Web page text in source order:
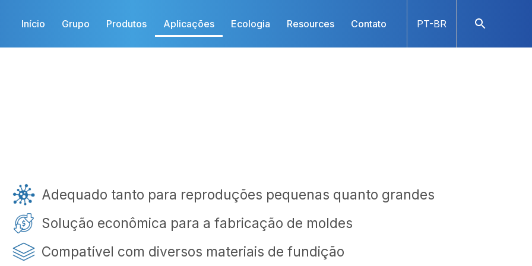
Início Grupo Produtos Aplicações Ecologia Resources Contato PT-BR
Adequado tanto para reproduções pequenas quanto grandes
Solução econômica para a fabricação de moldes
Compatível com diversos materiais de fundição